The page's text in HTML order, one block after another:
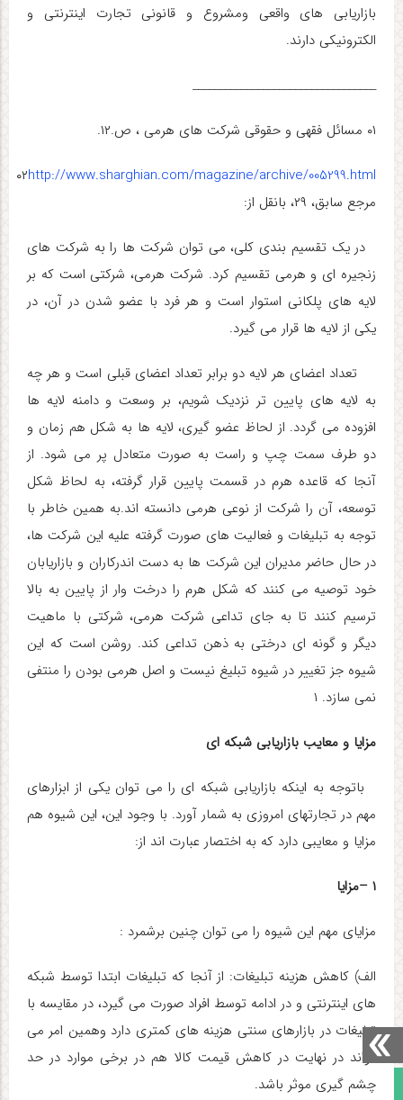
صفحه نخست
بازاریابی های واقعی ومشروع و قانونی تجارت اینترنتی و
الکترونیکی دارند.
__________________________________
۰۱ مسائل فقهی و حقوقی شرکت های هرمی ، ص.۱۲.
http://www.sharghian.com/magazine/archive/005299.html۰۲
مرجع سابق، ۲۹، بانقل از:
در یک تقسیم بندی کلی، می توان شرکت ها را به شرکت های
زنجیره ای و هرمی تقسیم کرد. شرکت هرمی، شرکتی است که بر
لایه های پلکانی استوار است و هر فرد با عضو شدن در آن، در
یکی از لایه ها قرار می گیرد.
تعداد اعضای هر لایه دو برابر تعداد اعضای قبلی است و هر چه
به لایه های پایین تر نزدیک شویم، بر وسعت و دامنه لایه ها
افزوده می گردد. از لحاظ عضو گیری، لایه ها به شکل هم زمان و
دو طرف سمت چپ و راست به صورت متعادل پر می شود. از
آنجا که قاعده هرم در قسمت پایین قرار گرفته، به لحاظ شکل
توسعه، آن را شرکت از نوعی هرمی دانسته اند.به همین خاطر با
توجه به تبلیغات و فعالیت های صورت گرفته علیه این شرکت ها،
در حال حاضر مدیران این شرکت ها به دست اندرکاران و بازاریابان
خود توصیه می کنند که شکل هرم را درخت وار از پایین به بالا
ترسیم کنند تا به جای تداعی شرکت هرمی، شرکتی با ماهیت
دیگر و گونه ای درختی به ذهن تداعی کند. روشن است که این
شیوه جز تغییر در شیوه تبلیغ نیست و اصل هرمی بودن را منتفی
نمی سازد. ۱
مزایا و معایب بازاریابی شبکه ای
باتوجه به اینکه بازاریابی شبکه ای را می توان یکی از ابزارهای
مهم در تجارتهای امروزی به شمار آورد. با وجود این، این شیوه هم
مزایا و معایبی دارد که به اختصار عبارت اند از:
۱ –مزایا
مزایای مهم این شیوه را می توان چنین برشمرد :
الف) کاهش هزینه تبلیغات: از آنجا که تبلیغات ابتدا توسط شبکه
های اینترنتی و در ادامه توسط افراد صورت می گیرد، در مقایسه با
تبلیغات در بازارهای سنتی هزینه های کمتری دارد وهمین امر می
تواند در نهایت در کاهش قیمت کالا هم در برخی موارد در حد
چشم گیری موثر باشد.